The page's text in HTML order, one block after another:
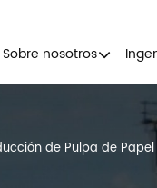
Sobre nosotros
de Pulpa de